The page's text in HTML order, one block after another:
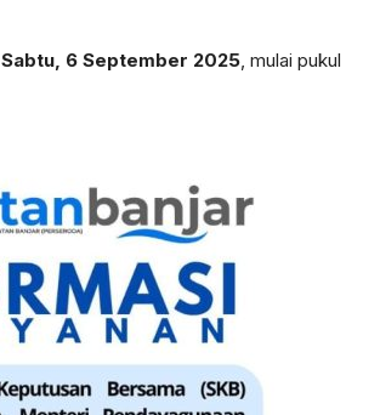
Sabtu, 6 September 2025, mulai pukul